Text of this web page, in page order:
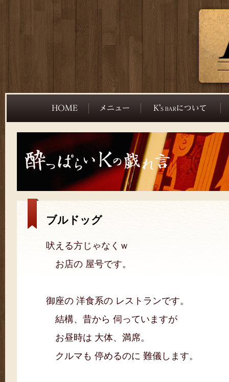
ブルドッグ
吠える方じゃなくｗ
お店の 屋号です。
御座の 洋食系の レストランです。
結構、昔から 伺っていますが
お昼時は 大体、満席。
クルマも 停めるのに 難儀します。